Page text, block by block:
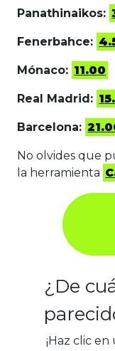
Panathinaikos:
Fenerbahce:
Mónaco: 11.00
Real Madrid:
Barcelona:
No olvides que
la herramienta
¿De
¡Haz clic